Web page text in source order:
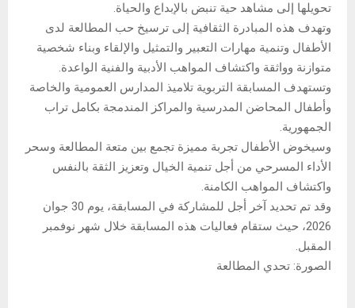
تحويلها إلى مشاهد حية تنبض بالإبداع والحياة.
وتهدف هذه المبادرة الثقافية إلى ترسيخ حب المطالعة لدى
الأطفال وتنمية مهارات التعبير والتمثيل والإلقاء وبناء شخصية
متوازنة وواثقة واكتشاف المواهب الأدبية والفنية الواعدة.
وتستهدف المسابقة التربوية تلاميذ المدارس العمومية والخاصة
وأطفال المحاضن المدرسية والمراكز المندمجة بكامل تراب
الجمهورية.
وسيخوض الأطفال تجربة مميزة تجمع بين متعة المطالعة وسحر
الأداء المسرحي من أجل تنمية الخيال وتعزيز الثقة بالنفس
واكتشاف المواهب الكامنة.
وقد تم تحديد آخر أجل للمشاركة في المسابقة، يوم 30 جوان
2026، حيث ستقام فعاليات هذه المسابقة خلال شهر نوفمبر
المقبل.
الصورة: تحدي المطالعة